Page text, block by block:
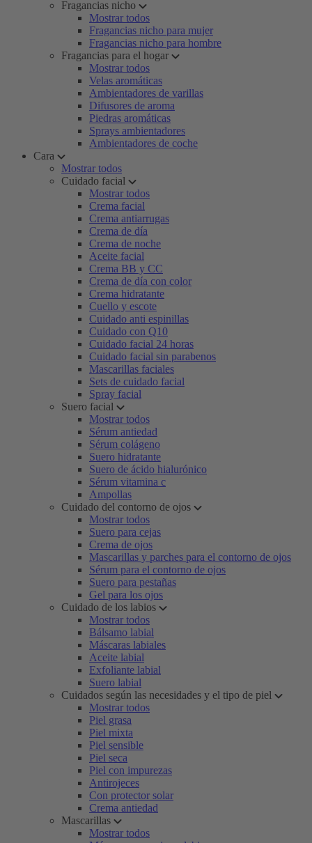
Fragancias nicho
Mostrar todos
Fragancias nicho para mujer
Fragancias nicho para hombre
Fragancias para el hogar
Mostrar todos
Velas aromáticas
Ambientadores de varillas
Difusores de aroma
Piedras aromáticas
Sprays ambientadores
Ambientadores de coche
Cara
Mostrar todos
Cuidado facial
Mostrar todos
Crema facial
Crema antiarrugas
Crema de día
Crema de noche
Aceite facial
Crema BB y CC
Crema de día con color
Crema hidratante
Cuello y escote
Cuidado anti espinillas
Cuidado con Q10
Cuidado facial 24 horas
Cuidado facial sin parabenos
Mascarillas faciales
Sets de cuidado facial
Spray facial
Suero facial
Mostrar todos
Sérum antiedad
Sérum colágeno
Suero hidratante
Suero de ácido hialurónico
Sérum vitamina c
Ampollas
Cuidado del contorno de ojos
Mostrar todos
Suero para cejas
Crema de ojos
Mascarillas y parches para el contorno de ojos
Sérum para el contorno de ojos
Suero para pestañas
Gel para los ojos
Cuidado de los labios
Mostrar todos
Bálsamo labial
Máscaras labiales
Aceite labial
Exfoliante labial
Suero labial
Cuidados según las necesidades y el tipo de piel
Mostrar todos
Piel grasa
Piel mixta
Piel sensible
Piel seca
Piel con impurezas
Antirojeces
Con protector solar
Crema antiedad
Mascarillas
Mostrar todos